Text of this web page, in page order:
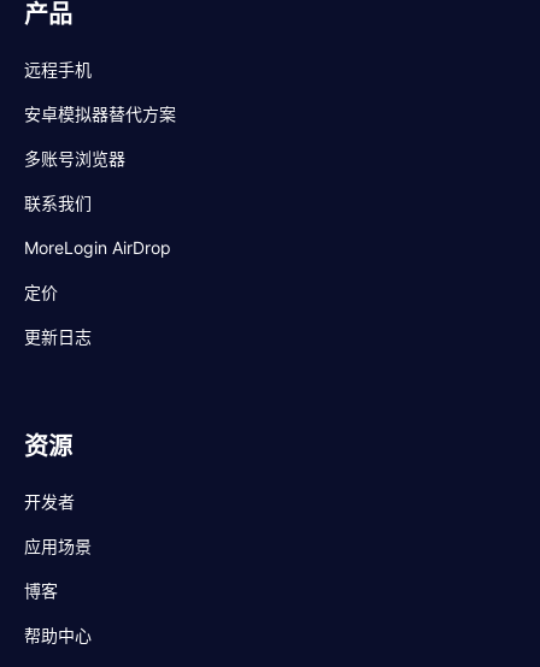
产品
远程手机
安卓模拟器替代方案
多账号浏览器
联系我们
MoreLogin AirDrop
定价
更新日志
资源
开发者
应用场景
博客
帮助中心